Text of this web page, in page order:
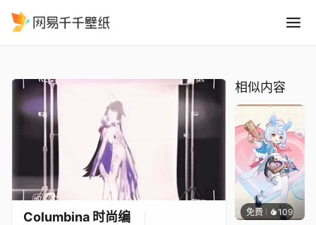
Columbina 时尚编
相似内容
免费 109Tikzito